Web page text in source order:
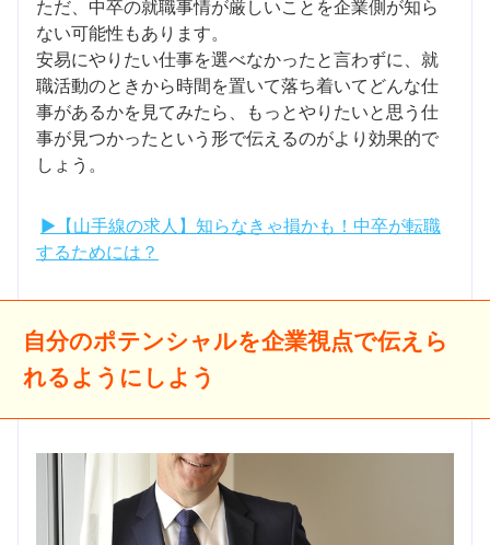
ただ、中卒の就職事情が厳しいことを企業側が知ら
ない可能性もあります。
安易にやりたい仕事を選べなかったと言わずに、就
職活動のときから時間を置いて落ち着いてどんな仕
事があるかを見てみたら、もっとやりたいと思う仕
事が見つかったという形で伝えるのがより効果的で
しょう。
▶【山手線の求人】知らなきゃ損かも！中卒が転職
するためには？
自分のポテンシャルを企業視点で伝えら
れるようにしよう